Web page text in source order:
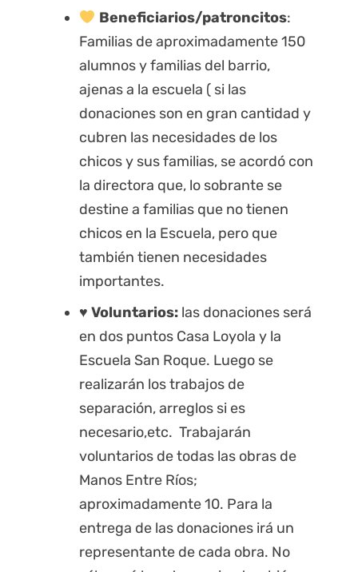
Beneficiarios/patroncitos:
Familias de aproximadamente 150
alumnos y familias del barrio,
ajenas a la escuela ( si las
donaciones son en gran cantidad y
cubren las necesidades de los
chicos y sus familias, se acordó con
la directora que, lo sobrante se
destine a familias que no tienen
chicos en la Escuela, pero que
también tienen necesidades
importantes.
♥️ Voluntarios: las donaciones será
en dos puntos Casa Loyola y la
Escuela San Roque. Luego se
realizarán los trabajos de
separación, arreglos si es
necesario,etc. Trabajarán
voluntarios de todas las obras de
Manos Entre Ríos;
aproximadamente 10. Para la
entrega de las donaciones irá un
representante de cada obra. No